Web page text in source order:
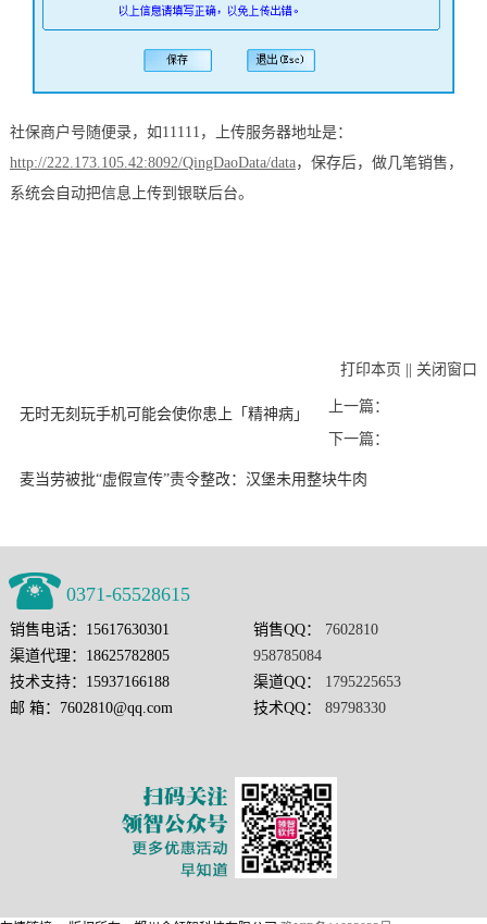
社保商户号随便录，如 11111，上传服务器地址是：
http://222.173.105.42:8092/QingDaoData/data，保存后，做几笔销售，
系统会自动把信息上传到银联后台。
打印本页 关闭窗口
上一篇：
无时无刻玩手机可能会使你患上「精神病」
下一篇：
麦当劳被批“虚假宣传”责令整改：汉堡未用整块牛肉
0371-65528615
销售电话：15617630301
渠道代理：18625782805
技术支持：15937166188
邮 箱：7602810@qq.com
销售QQ： 7602810
958785084
渠道QQ： 1795225653
技术QQ： 89798330